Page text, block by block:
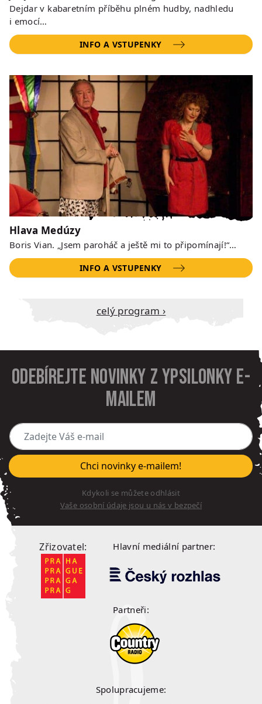
Dejdar v kabaretním příběhu plném hudby, nadhledu
i emocí…
INFO A VSTUPENKY
Hlava Medúzy
Boris Vian. „Jsem paroháč a ještě mi to připomínají!“…
INFO A VSTUPENKY
Celý program ›
Odebírejte novinky z Ypsilonky e-
mailem
Zadejte Váš e-mail
Chci novinky e-mailem!
Kdykoli se můžete odhlásit
Vaše osobní údaje jsou u nás v bezpečí
Zřizovatel: Hlavní mediální partner:
Partneři:
Spolupracujeme: